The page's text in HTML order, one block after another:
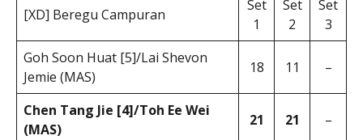
[XD] Beregu Campuran
Set
1
Set
2
Set
3
Goh Soon Huat [5]/Lai Shevon
Jemie (MAS)
18 11 –
Chen Tang Jie [4]/Toh Ee Wei
(MAS)
21 21 –